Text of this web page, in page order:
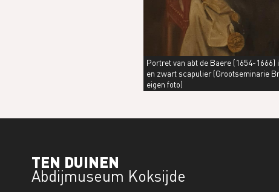
Portret van abt de Baere (1654-1666)
en zwart scapulier (Grootseminarie
eigen foto)
TEN DUINEN
Abdijmuseum Koksijde